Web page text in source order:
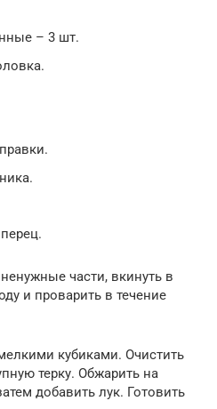
– 3 шт.
части, вкинуть в
и проварить в течение
кубиками. Очистить
терку. Обжарить на
добавить лук. Готовить